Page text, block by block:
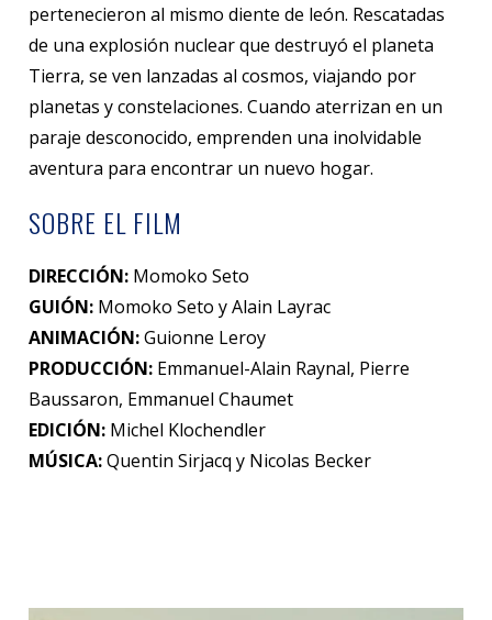
pertenecieron al mismo diente de león. Rescatadas
de una explosión nuclear que destruyó el planeta
Tierra, se ven lanzadas al cosmos, viajando por
planetas y constelaciones. Cuando aterrizan en un
paraje desconocido, emprenden una inolvidable
aventura para encontrar un nuevo hogar.
SOBRE EL FILM
DIRECCIÓN: Momoko Seto
GUIÓN: Momoko Seto y Alain Layrac
ANIMACIÓN:Guionne Leroy
PRODUCCIÓN: Emmanuel-Alain Raynal, Pierre
Baussaron, Emmanuel Chaumet
EDICIÓN: Michel Klochendler
MÚSICA:Quentin Sirjacq y Nicolas Becker